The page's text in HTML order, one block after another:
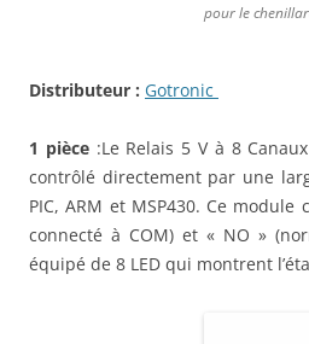
pour le
Distributeur : Gotronic
1 pièce:Le Relais 5 V à 8
contrôlé directement par une
PIC, ARM et MSP430. Ce
connecté à COM) et « NO »
équipé de 8 LED qui montrent